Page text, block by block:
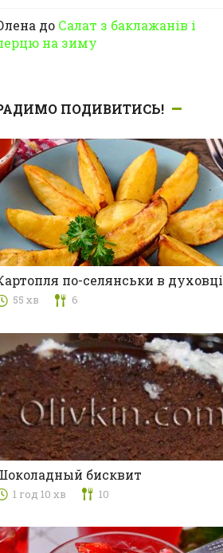
до Салат з баклажанів і
на зиму
ПОДИВИТИСЬ!
Другі страви
по-селянськи в духовці
55 хв 6
Випічка
бисквит
1 год 10 хв 10